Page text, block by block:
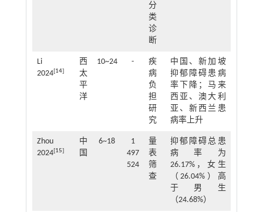
分
类
诊
断
Li
2024[14]
西
太
平
洋
10~24 -
疾
病
负
担
研
究
中国、新加坡
抑郁障碍患病
率下降；马来
西亚、澳大利
亚、新西兰患
病率上升
Zhou
2024[15]
中
国
6~18
1
497
524
量
表
筛
查
抑郁障碍总患
病率为
26.17%，女生
（26.04%）高
于男生
（24.68%）